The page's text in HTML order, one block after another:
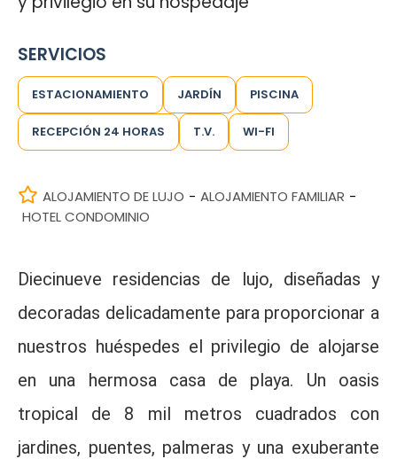
SERVICIOS
ESTACIONAMIENTO JARDÍN PISCINA
RECEPCIÓN 24 HORAS T.V. WI-FI
ALOJAMIENTO DE LUJO - ALOJAMIENTO FAMILIAR -
HOTEL CONDOMINIO
Diecinueve residencias de lujo, diseñadas y
decoradas delicadamente para proporcionar a
nuestros huéspedes el privilegio de alojarse
en una hermosa casa de playa. Un oasis
tropical de 8 mil metros cuadrados con
jardines, puentes, palmeras y una exuberante